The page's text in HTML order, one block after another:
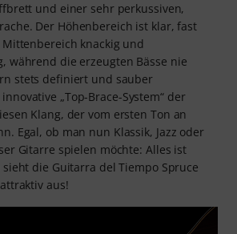
und einer sehr perkussiven,
Der Höhenbereich ist klar, fast
knackig und
während die erzeugten Bässe nie
stets definiert und sauber
„Top-Brace-System“ der
Klang, der vom ersten Ton an
Egal, ob man nun Klassik, Jazz oder
Gitarre spielen möchte: Alles ist
die Guitarra del Tiempo Spruce
aus!